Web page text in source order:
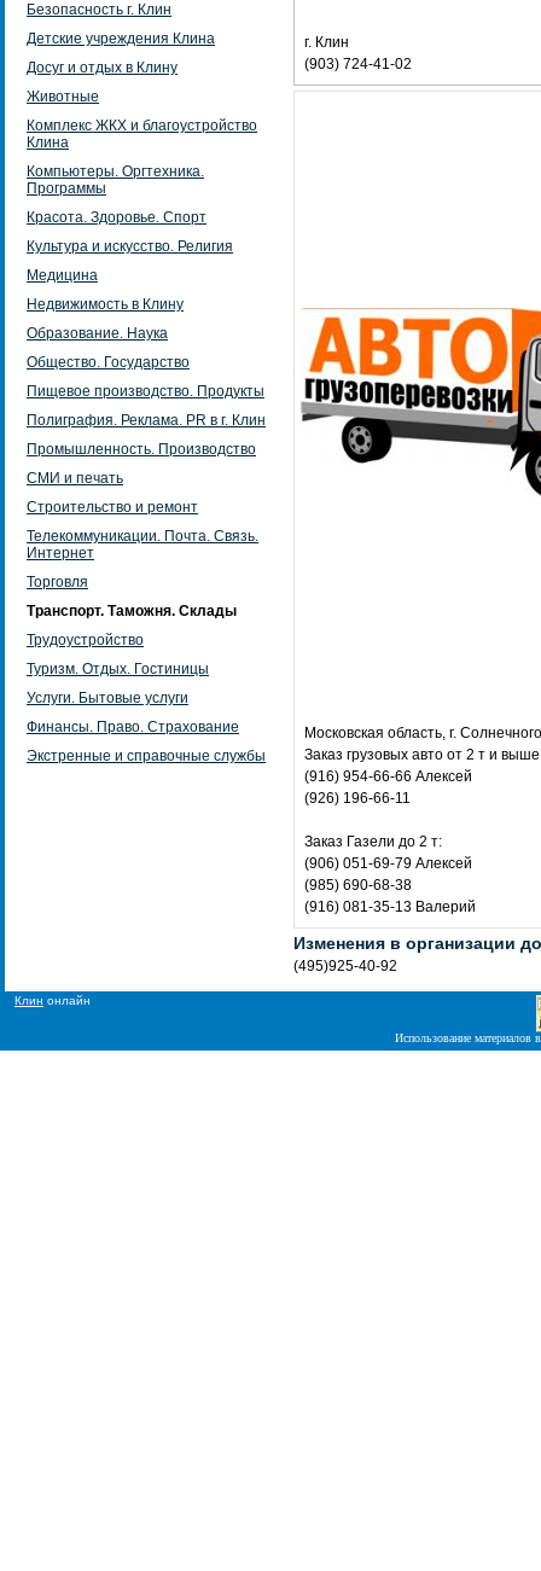
Безопасность г. Клин
Детские учреждения Клина
Досуг и отдых в Клину
Животные
Комплекс ЖКХ и благоустройство
Клина
Компьютеры. Оргтехника.
Программы
Красота. Здоровье. Спорт
Культура и искусство. Религия
Медицина
Недвижимость в Клину
Образование. Наука
Общество. Государство
Пищевое производство. Продукты
Полиграфия. Реклама. PR в г. Клин
Промышленность. Производство
СМИ и печать
Строительство и ремонт
Телекоммуникации. Почта. Связь.
Интернет
Торговля
Транспорт. Таможня. Склады
Трудоустройство
Туризм. Отдых. Гостиницы
Услуги. Бытовые услуги
Финансы. Право. Страхование
Экстренные и справочные службы
г. Клин
(903) 724-41-02
Московская область, г.
Заказ грузовых авто от 2 т и
(916) 954-66-66 Алексей
(926) 196-66-11
Заказ Газели до 2 т:
(906) 051-69-79 Алексей
(985) 690-68-38
(916) 081-35-13 Валерий
Изменения в организации
(495)925-40-92
Клин онлайн
Использование материалов